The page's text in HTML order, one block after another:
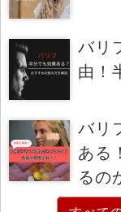
バリ
由！
バリ
ある
るの